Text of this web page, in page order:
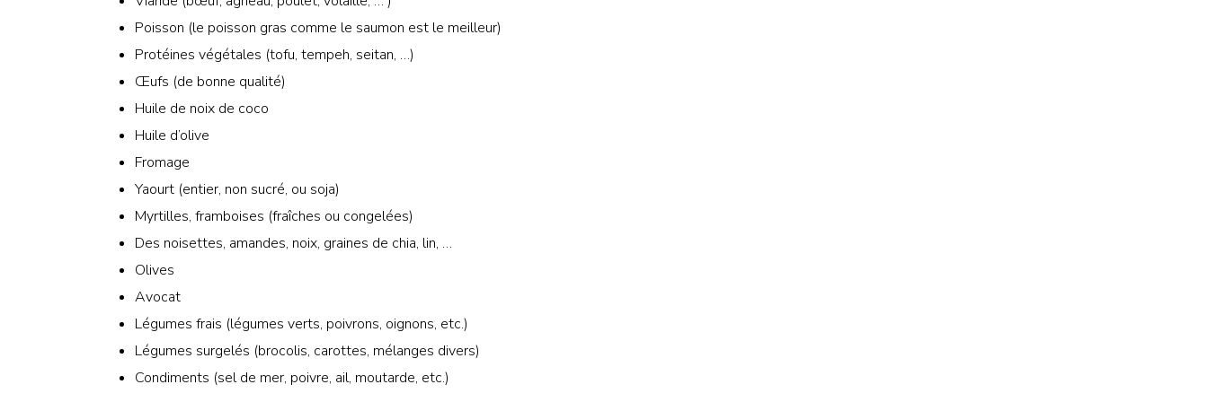
Poisson (le poisson gras comme le saumon est le meilleur)
Protéines végétales (tofu, tempeh, seitan, …)
Œufs (de bonne qualité)
Huile de noix de coco
Huile d’olive
Fromage
Yaourt (entier, non sucré, ou soja)
Myrtilles, framboises (fraîches ou congelées)
Des noisettes, amandes, noix, graines de chia, lin, …
Olives
Avocat
Légumes frais (légumes verts, poivrons, oignons, etc.)
Légumes surgelés (brocolis, carottes, mélanges divers)
Condiments (sel de mer, poivre, ail, moutarde, etc.)